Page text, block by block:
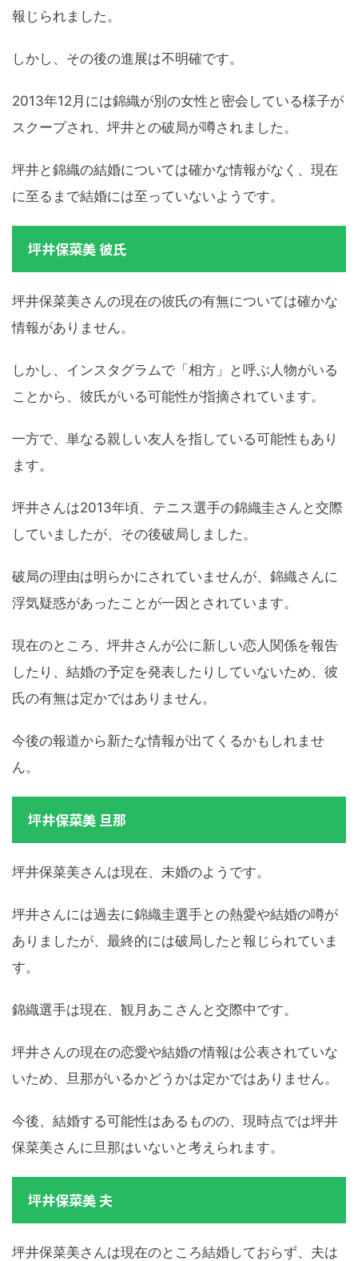
報じられました。
しかし、その後の進展は不明確です。
2013年12月には錦織が別の女性と密会している様子が
スクープされ、坪井との破局が噂されました。
坪井と錦織の結婚については確かな情報がなく、現在
に至るまで結婚には至っていないようです。
坪井保菜美 彼氏
坪井保菜美さんの現在の彼氏の有無については確かな
情報がありません。
しかし、インスタグラムで「相方」と呼ぶ人物がいる
ことから、彼氏がいる可能性が指摘されています。
一方で、単なる親しい友人を指している可能性もあり
ます。
坪井さんは2013年頃、テニス選手の錦織圭さんと交際
していましたが、その後破局しました。
破局の理由は明らかにされていませんが、錦織さんに
浮気疑惑があったことが一因とされています。
現在のところ、坪井さんが公に新しい恋人関係を報告
したり、結婚の予定を発表したりしていないため、彼
氏の有無は定かではありません。
今後の報道から新たな情報が出てくるかもしれませ
ん。
坪井保菜美 旦那
坪井保菜美さんは現在、未婚のようです。
坪井さんには過去に錦織圭選手との熱愛や結婚の噂が
ありましたが、最終的には破局したと報じられていま
す。
錦織選手は現在、観月あこさんと交際中です。
坪井さんの現在の恋愛や結婚の情報は公表されていな
いため、旦那がいるかどうかは定かではありません。
今後、結婚する可能性はあるものの、現時点では坪井
保菜美さんに旦那はいないと考えられます。
坪井保菜美 夫
坪井保菜美さんは現在のところ結婚しておらず、夫は